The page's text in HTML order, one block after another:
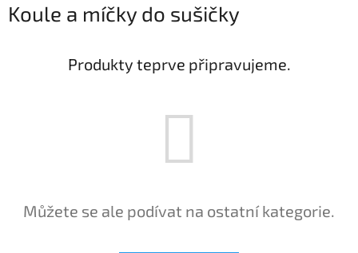
Koule a míčky do sušičky
Produkty teprve připravujeme.
Můžete se ale podívat na ostatní kategorie.